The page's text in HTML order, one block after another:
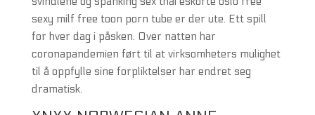
sexy milf free toon porn tube er der ute. Ett spill
for hver dag i påsken. Over natten har
coronapandemien ført til at virksomheters mulighet
til å oppfylle sine forpliktelser har endret seg
dramatisk.